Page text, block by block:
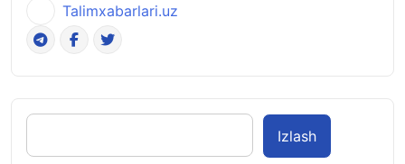
Talimxabarlari.uz
Izlash